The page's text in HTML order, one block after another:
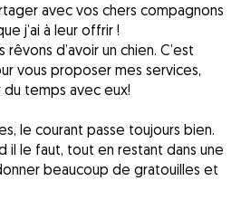
avec vos chers compagnons
j’ai à leur offrir !
d’avoir un chien. C’est
vous proposer mes services,
temps avec eux!
le courant passe toujours bien.
il le faut, tout en restant dans une
beaucoup de gratouilles et